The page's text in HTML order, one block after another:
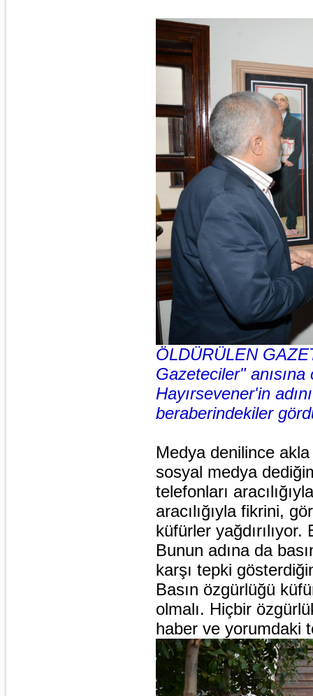
ÖLDÜRÜLEN
Gazeteciler"
Hayırsevener'in
beraberindekiler
Medya denilince
sosyal medya
telefonları
aracılığıyla fikrini,
küfürler
Bunun adına da
karşı tepki
Basın özgürlüğü
olmalı. Hiçbir
haber ve yorumdaki